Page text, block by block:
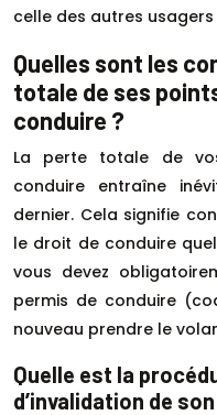
celle des autres
Quelles sont les
totale de ses
conduire ?
La perte totale de
conduire entraîne
dernier. Cela signifie
le droit de conduire
vous devez
permis de conduire
nouveau prendre le
Quelle est la
d’invalidation de